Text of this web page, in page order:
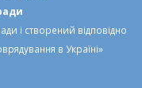
і створений відповідно
в Україні»